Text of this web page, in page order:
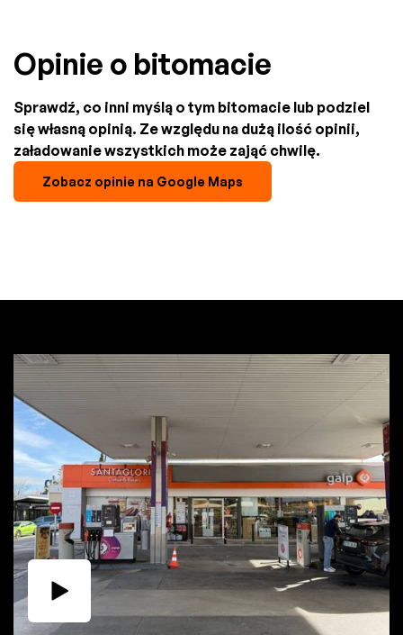
Opinie o bitomacie
Sprawdź, co inni myślą o tym bitomacie lub podziel
się własną opinią. Ze względu na dużą ilość opinii,
załadowanie wszystkich może zająć chwilę.
Zobacz opinie na Google Maps